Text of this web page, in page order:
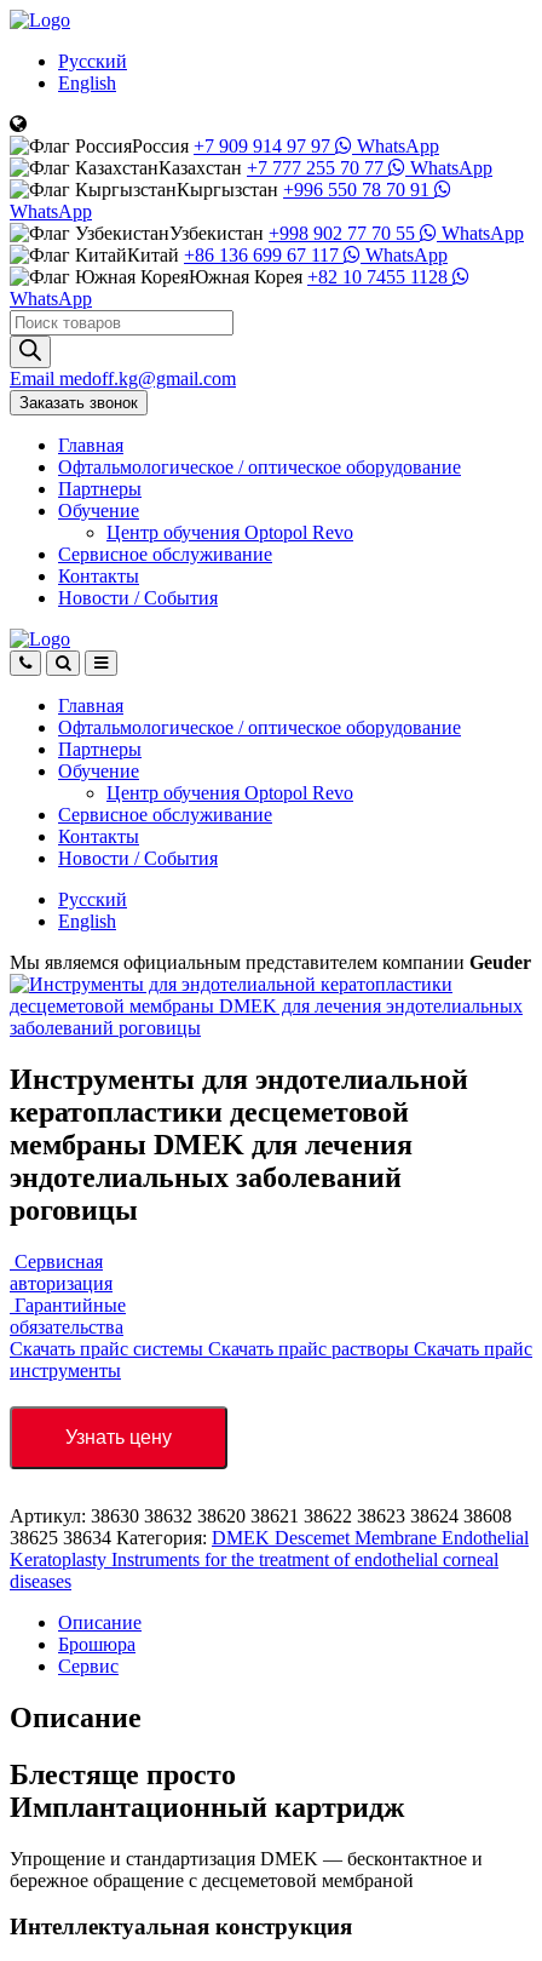
Русский
English
Россия +7 909 914 97 97
WhatsApp
Казахстан +7 777 255 70 77
WhatsApp
Кыргызстан +996 550 78 70 91
WhatsApp
Узбекистан +998 902 77 70 55
WhatsApp
Китай +86 136 699 67 117
WhatsApp
Южная Корея +82 10 7455 1128
WhatsApp
Поиск
товаров
Email medoff.kg@gmail.com
Заказать звонок
Главная
Офтальмологическое / оптическое оборудование
Партнеры
Обучение
Центр обучения Оptopol Revo
Сервисное обслуживание
Контакты
Новости / События
Главная
Офтальмологическое / оптическое оборудование
Партнеры
Обучение
Центр обучения Оptopol Revo
Сервисное обслуживание
Контакты
Новости / События
Русский
English
Мы являемся официальным представителем компании Geuder
Инструменты для эндотелиальной
кератопластики десцеметовой
мембраны DMEK для лечения
эндотелиальных заболеваний
роговицы
Сервисная
авторизация
Гарантийные
обязательства
Скачать прайс системы Скачать прайс растворы Скачать прайс
инструменты
Узнать цену
Артикул: 38630 38632 38620 38621 38622 38623 38624 38608
38625 38634 Категория: DMEK Descemet Membrane Endothelial
Keratoplasty Instruments for the treatment of endothelial corneal
diseases
Описание
Брошюра
Сервис
Описание
Блестяще просто
Имплантационный картридж
Упрощение и стандартизация DMEK — бесконтактное и
бережное обращение с десцеметовой мембраной
Интеллектуальная конструкция